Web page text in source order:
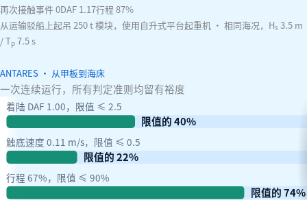
再次接触事件 0DAF 1.17行程 87%
从运输驳船上起吊 250 t 模块，使用自升式平台起重机 · 相同海况，Hs 3.5 m
/ Tp 7.5 s
ANTARES · 从甲板到海床
一次连续运行，所有判定准则均留有裕度
着陆 DAF 1.00，限值 ≤ 2.5
限值的 40%
触底速度 0.11 m/s，限值 ≤ 0.5
限值的 22%
行程 67%，限值 ≤ 90%
限值的 74%